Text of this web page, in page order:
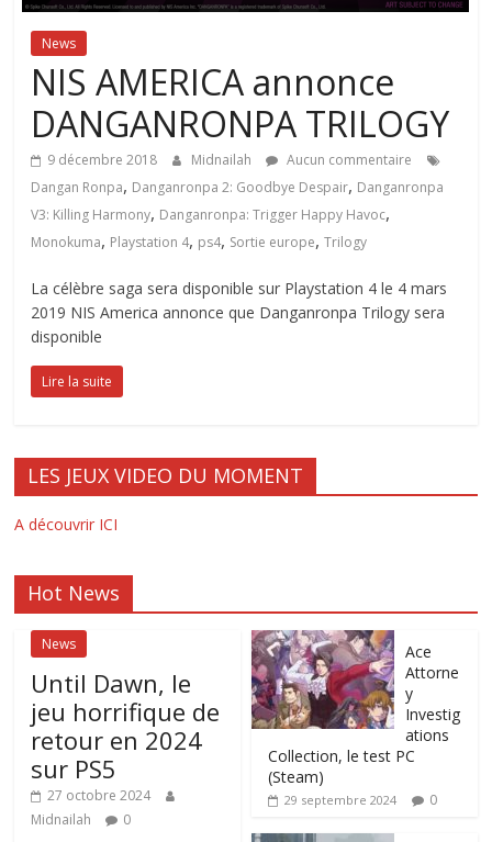
News
NIS AMERICA annonce
DANGANRONPA TRILOGY
9 décembre 2018 Midnailah
Aucun commentaire
Dangan Ronpa, Danganronpa 2: Goodbye Despair, Danganronpa
V3: Killing Harmony, Danganronpa: Trigger Happy Havoc,
Monokuma, Playstation 4, ps4, Sortie europe,Trilogy
La célèbre saga sera disponible sur Playstation 4 le 4 mars
2019 NIS America annonce que Danganronpa Trilogy sera
disponible
Lire la suite
LES JEUX VIDEO DU MOMENT
A découvrir ICI
Hot News
News
Until Dawn, le
jeu horrifique de
retour en 2024
sur PS5
27 octobre 2024
Midnailah
0
Ace
Attorne
y
Investig
ations
Collection, le test PC
(Steam)
29 septembre 2024 0